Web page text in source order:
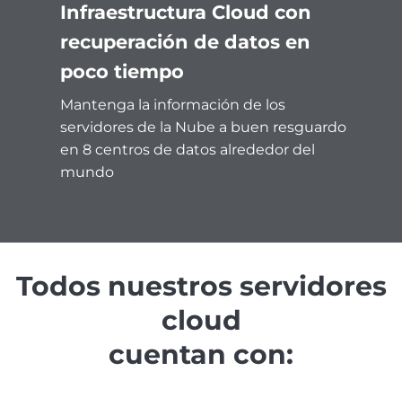
Infraestructura Cloud con
recuperación de datos en
poco tiempo
Mantenga la información de los
servidores de la Nube a buen resguardo
en 8 centros de datos alrededor del
mundo
Todos nuestros servidores
cloud
cuentan con: